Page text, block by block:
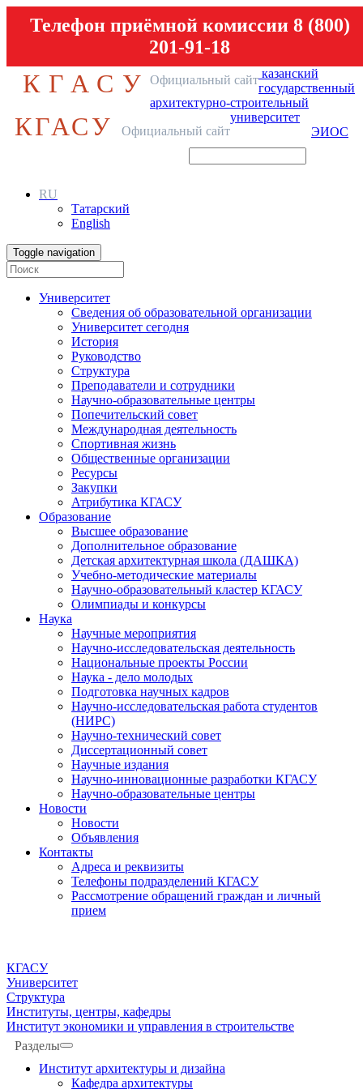
Телефон приёмной комиссии 8 (800)
201-91-18
КГАСУ Официальный сайт казанский
государственный
архитектурно-строительный
университет
КГАСУ Официальный сайт ЭИОС
RU
Татарский
English
Toggle navigation
Университет
Сведения об образовательной организации
Университет сегодня
История
Руководство
Структура
Преподаватели и сотрудники
Научно-образовательные центры
Попечительский совет
Международная деятельность
Спортивная жизнь
Общественные организации
Ресурсы
Закупки
Атрибутика КГАСУ
Образование
Высшее образование
Дополнительное образование
Детская архитектурная школа (ДАШКА)
Учебно-методические материалы
Научно-образовательный кластер КГАСУ
Олимпиады и конкурсы
Наука
Научные мероприятия
Научно-исследовательская деятельность
Национальные проекты России
Наука - дело молодых
Подготовка научных кадров
Научно-исследовательская работа студентов
(НИРС)
Научно-технический совет
Диссертационный совет
Научные издания
Научно-инновационные разработки КГАСУ
Научно-образовательные центры
Новости
Новости
Объявления
Контакты
Адреса и реквизиты
Телефоны подразделений КГАСУ
Рассмотрение обращений граждан и личный
прием
КГАСУ
Университет
Структура
Институты, центры, кафедры
Институт экономики и управления в строительстве
Разделы
Институт архитектуры и дизайна
Кафедра архитектуры